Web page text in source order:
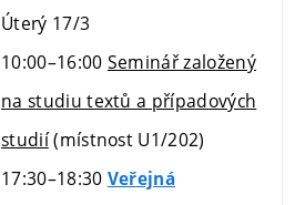
Úterý 17/3
10:00–16:00 Seminář založený
na studiu textů a případových
studií(místnost U1/202)
17:30–18:30 Veřejná